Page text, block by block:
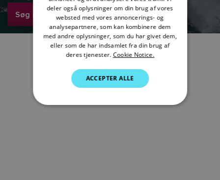
Søg nu DANISH
ITALIAN
SWEDISH
DUTCH
deler også oplysninger om din brug af vores
websted med vores annoncerings- og
analysepartnere, som kan kombinere dem
med andre oplysninger, som du har givet dem,
eller som de har indsamlet fra din brug af
deres tjenester. Cookie Notice.
ACCEPTER ALLE